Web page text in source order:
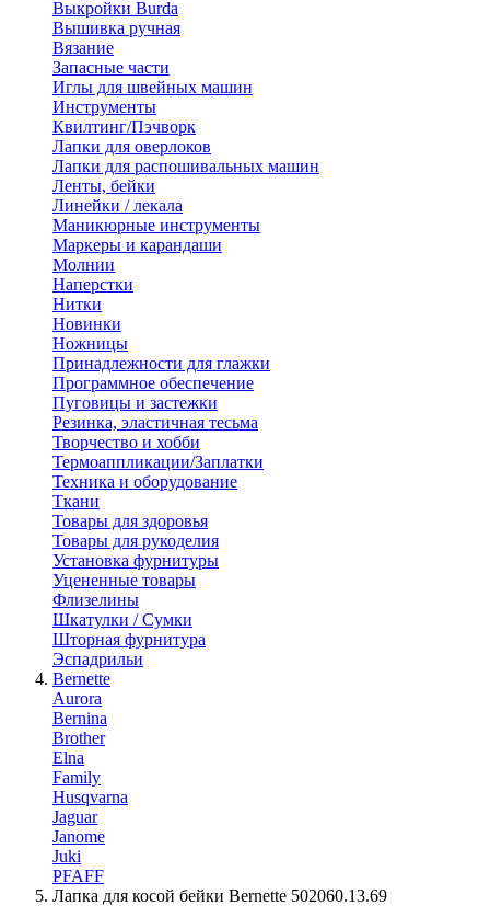
Выкройки Burda
Вышивка ручная
Вязание
Запасные части
Иглы для швейных машин
Инструменты
Квилтинг/Пэчворк
Лапки для оверлоков
Лапки для распошивальных машин
Ленты, бейки
Линейки / лекала
Маникюрные инструменты
Маркеры и карандаши
Молнии
Наперстки
Нитки
Новинки
Ножницы
Принадлежности для глажки
Программное обеспечение
Пуговицы и застежки
Резинка, эластичная тесьма
Творчество и хобби
Термоаппликации/Заплатки
Техника и оборудование
Ткани
Товары для здоровья
Товары для рукоделия
Установка фурнитуры
Уцененные товары
Флизелины
Шкатулки / Сумки
Шторная фурнитура
Эспадрильи
Bernette
Aurora
Bernina
Brother
Elna
Family
Husqvarna
Jaguar
Janome
Juki
PFAFF
Лапка для косой бейки Bernette 502060.13.69